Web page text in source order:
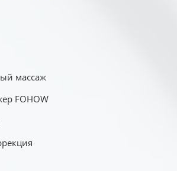
массаж
FOHOW